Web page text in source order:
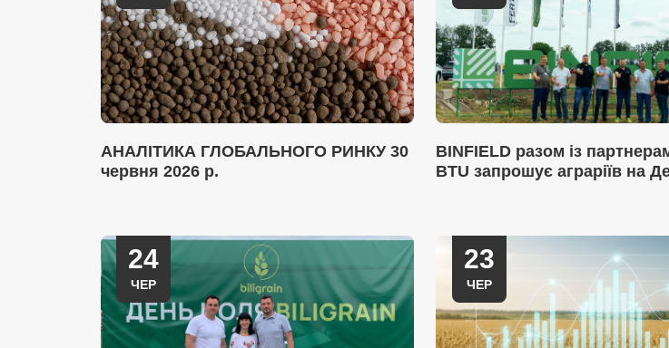
АНАЛІТИКА ГЛОБАЛЬНОГО РИНКУ 30
червня 2026 р.
BINFIELD разом із
BTU запрошує аграріїв на
24
ЧЕР
23
ЧЕР